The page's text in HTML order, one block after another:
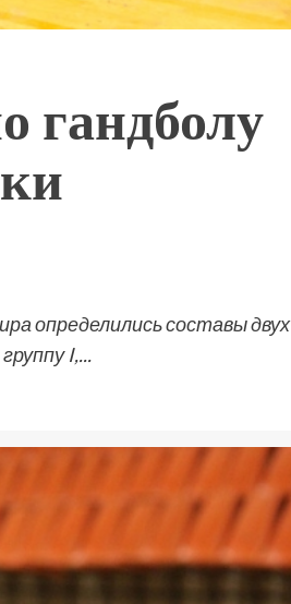
гандболу
определились составы двух
I,...